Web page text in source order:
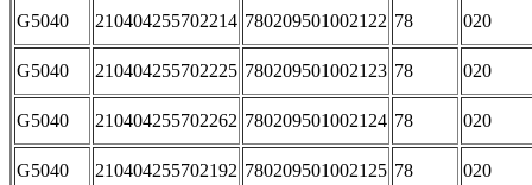
G5040 210404255702214 780209501002122 78 020
G5040 210404255702225 780209501002123 78 020
G5040 210404255702262 780209501002124 78 020
G5040 210404255702192 780209501002125 78 020